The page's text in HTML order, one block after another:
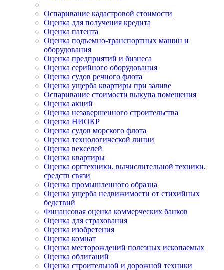
Оспаривание кадастровой стоимости
Оценка для получения кредита
Оценка патента
Оценка подъемно-транспортных машин и
оборудования
Оценка предприятий и бизнеса
Оценка серийного оборудования
Оценка судов речного флота
Оценка ущерба квартиры при заливе
Оспаривание стоимости выкупа помещения
Оценка акций
Оценка незавершенного строительства
Оценка НИОКР
Оценка судов морского флота
Оценка технологической линии
Оценка векселей
Оценка квартиры
Оценка оргтехники, вычислительной техники,
средств связи
Оценка промышленного образца
Оценка ущерба недвижимости от стихийных
бедствий
Финансовая оценка коммерческих банков
Оценка для страхования
Оценка изобретения
Оценка комнат
Оценка месторождений полезных ископаемых
Оценка облигаций
Оценка строительной и дорожной техники